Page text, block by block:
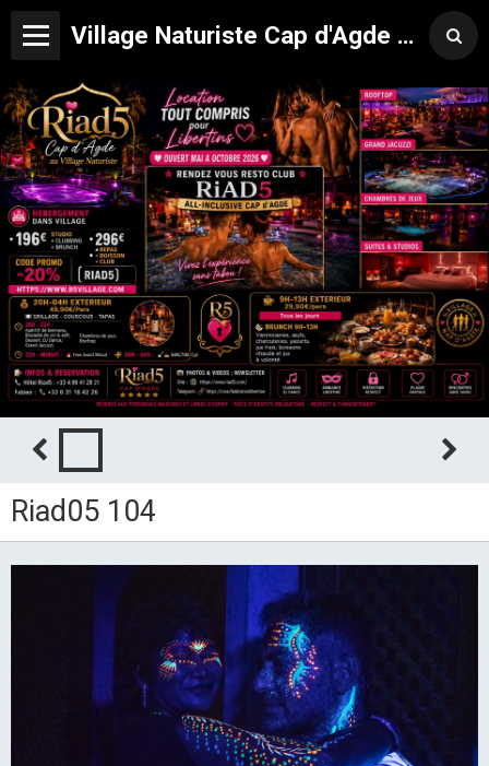
Village Naturiste Cap d'Agde Hôtel Libertin Location Studio Club Riad 5
Riad05 104